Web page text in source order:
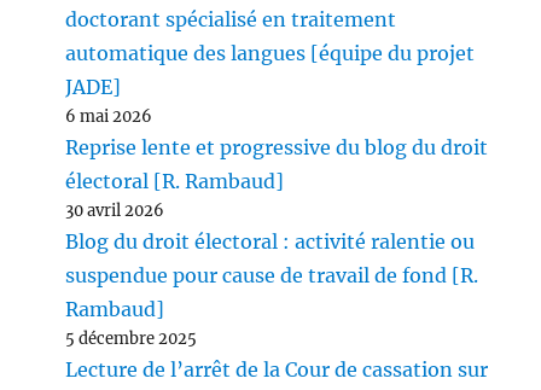
doctorant spécialisé en traitement
automatique des langues [équipe du projet
JADE]
6 mai 2026
Reprise lente et progressive du blog du droit
électoral [R. Rambaud]
30 avril 2026
Blog du droit électoral : activité ralentie ou
suspendue pour cause de travail de fond [R.
Rambaud]
5 décembre 2025
Lecture de l’arrêt de la Cour de cassation sur